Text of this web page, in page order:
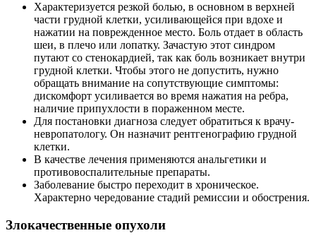
Характеризуется резкой болью, в основном в верхней
части грудной клетки, усиливающейся при вдохе и
нажатии на поврежденное место. Боль отдает в область
шеи, в плечо или лопатку. Зачастую этот синдром
путают со стенокардией, так как боль возникает внутри
грудной клетки. Чтобы этого не допустить, нужно
обращать внимание на сопутствующие симптомы:
дискомфорт усиливается во время нажатия на ребра,
наличие припухлости в пораженном месте.
Для постановки диагноза следует обратиться к врачу-
невропатологу. Он назначит рентгенографию грудной
клетки.
В качестве лечения применяются анальгетики и
противовоспалительные препараты.
Заболевание быстро переходит в хроническое.
Характерно чередование стадий ремиссии и обострения.
Злокачественные опухоли